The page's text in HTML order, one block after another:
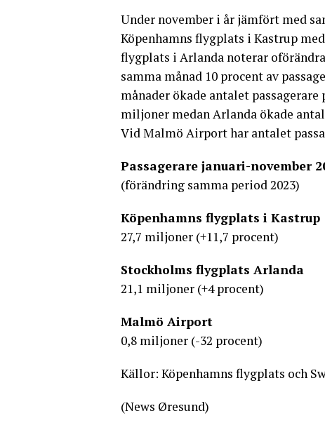
Under november i år jämfört med
Köpenhamns flygplats i Kastrup
flygplats i Arlanda noterar
samma månad 10 procent av
månader ökade antalet
miljoner medan Arlanda ökade
Vid Malmö Airport har antalet
Passagerare januari-november
(förändring samma period 2023)
Köpenhamns flygplats i Kastrup
27,7 miljoner (+11,7 procent)
Stockholms flygplats Arlanda
21,1 miljoner (+4 procent)
Malmö Airport
0,8 miljoner (-32 procent)
Källor: Köpenhamns flygplats och
(News Øresund)